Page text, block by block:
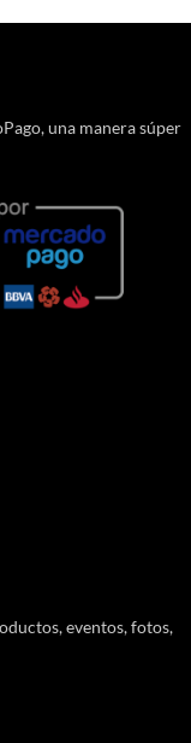
una manera súper
eventos, fotos,